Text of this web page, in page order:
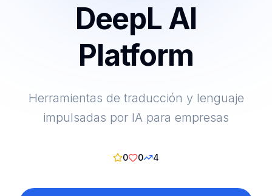
DeepL AI
Platform
Herramientas de traducción y lenguaje
impulsadas por IA para empresas
0 0 4